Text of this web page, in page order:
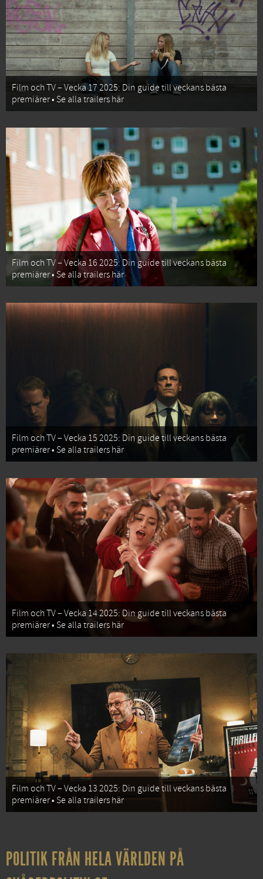
Film och TV – Vecka 17 2025: Din guide till veckans bästa
premiärer • Se alla trailers här
Film och TV – Vecka 16 2025: Din guide till veckans bästa
premiärer • Se alla trailers här
Film och TV – Vecka 15 2025: Din guide till veckans bästa
premiärer • Se alla trailers här
Film och TV – Vecka 14 2025: Din guide till veckans bästa
premiärer • Se alla trailers här
Film och TV – Vecka 13 2025: Din guide till veckans bästa
premiärer • Se alla trailers här
POLITIK FRÅN HELA VÄRLDEN PÅ